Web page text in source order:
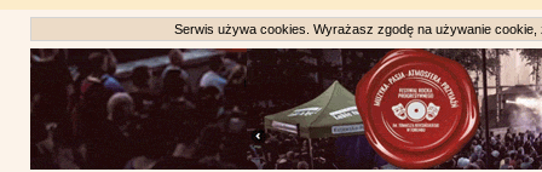
Serwis używa cookies. Wyrażasz zgodę na używanie